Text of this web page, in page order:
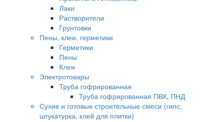
Лаки
Растворители
Грунтовки
Пены, клеи, герметики
Герметики
Пены
Клеи
Электротовары
Труба гофрированная
Труба гофрированная ПВХ, ПНД
Сухие и готовые строительные смеси (гипс,
штукатурка, клей для плитки)